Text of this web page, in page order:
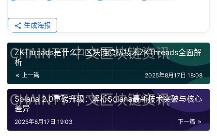
生成海报
ZKThreads是什么？区块链隐私技术ZKThreads全面解
析
上一篇 2025年8月17日 18:08
Solana 2.0重磅升级：解析Solana最新技术突破与核心
差异
下一篇
2025年8月17日 19:03